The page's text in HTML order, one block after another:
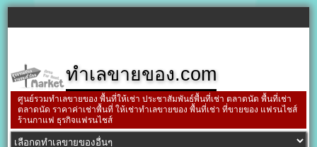
ทำเลขายของ.com
ศูนย์รวมทำเลขายของ พื้นที่ให้เช่า ประชาสัมพันธ์พื้นที่เช่า ตลาดนัด พื้นที่เช่า
ตลาดนัด ราคาค่าเช่าพื้นที่ ให้เช่าทำเลขายของ พื้นที่เช่า ที่ขายของ แฟรนไชส์
ร้านกาแฟ ธุรกิจแฟรนไชส์